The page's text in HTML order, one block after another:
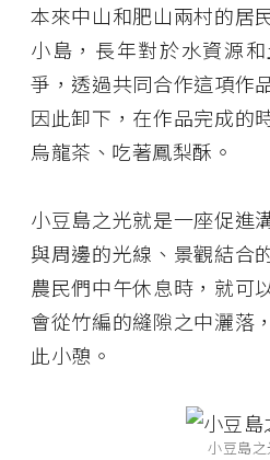
本來中山和肥山兩村的居
小島，長年對於水資源
爭，透過共同合作這項作
因此卸下，在作品完成的
烏龍茶、吃著鳳梨酥。
小豆島之光就是一座促進
與周邊的光線、景觀結合
農民們中午休息時，就可
會從竹編的縫隙之中灑落
此小憩。
小豆島之